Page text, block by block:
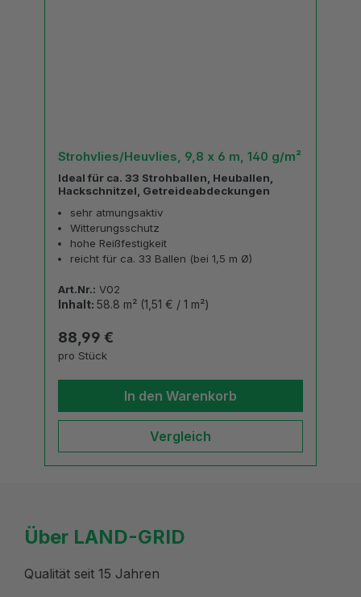
Strohvlies/Heuvlies, 9,8 x 6 m, 140 g/m²
Ideal für ca. 33 Strohballen, Heuballen,
Hackschnitzel, Getreideabdeckungen
sehr atmungsaktiv
Witterungsschutz
hohe Reißfestigkeit
reicht für ca. 33 Ballen (bei 1,5 m Ø)
Art.Nr.: V02
Inhalt: 58.8 m² (1,51 € / 1 m²)
Regulärer Preis:
88,99 €
pro Stück
In den Warenkorb
Vergleich
Über LAND-GRID
Qualität seit 15 Jahren